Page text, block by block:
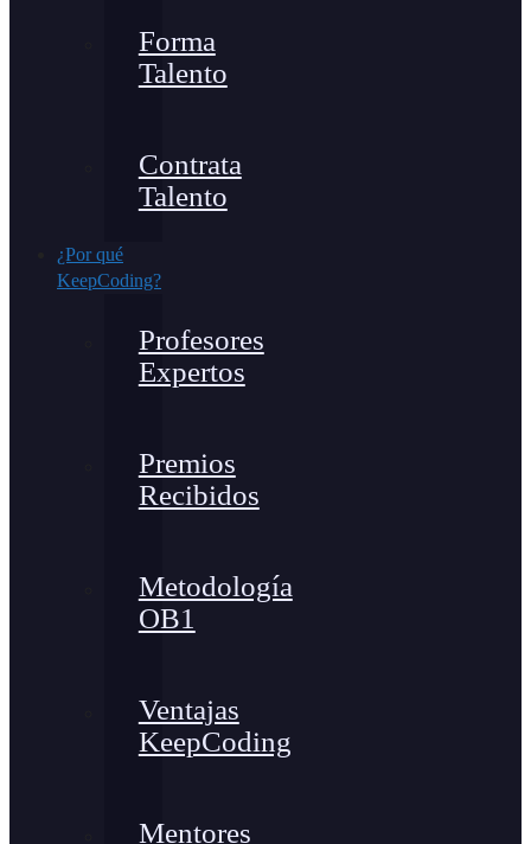
Forma
Talento
Contrata
Talento
¿Por qué
KeepCoding?
Profesores
Expertos
Premios
Recibidos
Metodología
OB1
Ventajas
KeepCoding
Mentores